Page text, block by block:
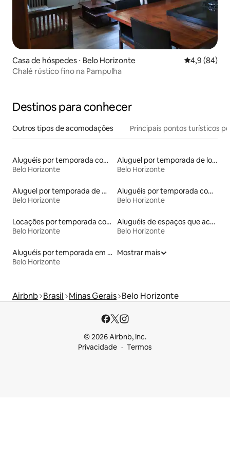
Casa de hóspedes ⋅ Belo Horizonte 4,9 de uma
4,9 (84)
Chalé rústico fino na Pampulha
Destinos para conhecer
Outros tipos de acomodações Principais pontos turísticos
Aluguéis por temporada com sauna
Belo Horizonte
Aluguel por temporada de lofts
Belo Horizonte
Aluguel por temporada de microcasas
Belo Horizonte
Aluguéis por temporada com acesso ao lago
Belo Horizonte
Locações por temporada com piscina
Belo Horizonte
Aluguéis de espaços que aceitam animais de estimação
Belo Horizonte
Aluguéis por temporada em albergue
Belo Horizonte
Mostrar mais
Airbnb Brasil Minas Gerais Belo Horizonte
© 2026 Airbnb, Inc.
Privacidade
Termos